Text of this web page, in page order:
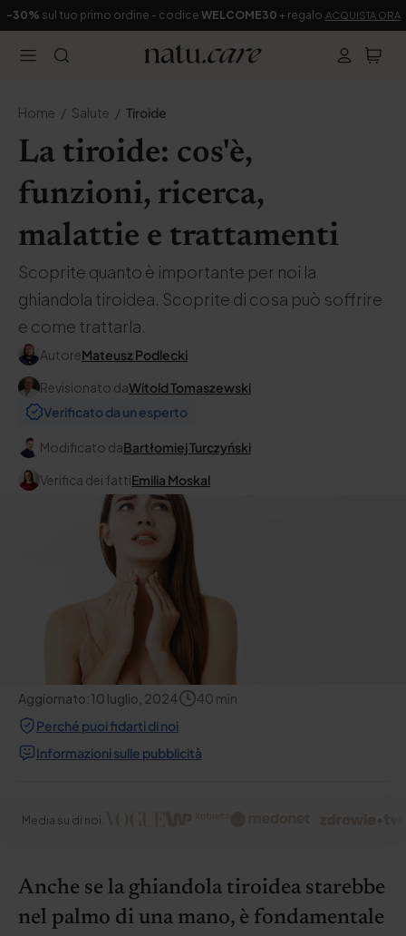
-30% sul tuo primo ordine - codice WELCOME30 + regalo ACQUISTA ORA
Home Salute Tiroide
La tiroide: cos'è,
funzioni, ricerca,
malattie e trattamenti
Scoprite quanto è importante per noi la
ghiandola tiroidea. Scoprite di cosa può soffrire
e come trattarla.
AutoreMateusz Podlecki
Revisionato daWitold Tomaszewski
Verificato da un esperto
Modificato daBartłomiej Turczyński
Verifica dei fattiEmilia Moskal
Aggiornato:10 luglio, 2024 40 min
Perché puoi fidarti di noi
Informazioni sulle pubblicità
Media su di noi:
Anche se la ghiandola tiroidea starebbe
nel palmo di una mano, è fondamentale